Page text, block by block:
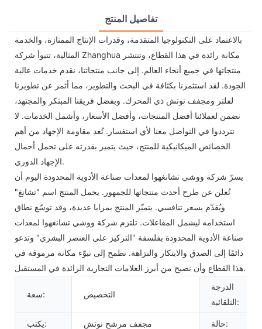
تفاصيل المنتج
بالاعتماد على التكنولوجيا المتقدمة، وقدرات الإنتاج الممتازة، والخدمة
المثالية، تتبوأ شركة Zhanghua مكانة رائدة في هذا القطاع، وتنتشر
منتجاتها في جميع أنحاء العالم. إلى جانب منتجاتنا، نقدم خدمات عالية
الجودة. لقد استثمرنا بكثافة في البحث والتطوير، مما أثمر عن تطويرنا
لفلتر ومجفف نوتش ذي المحرك. وبفضل فريقنا المبتكر والمجتهد،
نضمن لعملائنا أفضل المنتجات، وأفضل الأسعار، وأشمل الخدمات. لا
تترددوا في التواصل معنا لأي استفسار. تُعد مقاومة الإجهاد من أهم
الخصائص الميكانيكية للمنتج، حيث يتميز بقدرته على تحمل أحمال
الإجهاد الدوري.
يسرّ شركة ووشي تشانغهوا لمعدات صناعة الأدوية المحدودة اليوم أن
تُعلن عن طرح أحدث منتجاتها للجمهور. يحمل المنتج اسم "تشانغ"
ويُقدّم بسعر تنافسي. يتميّز المنتج بمزايا عديدة، وقد توسّع نطاق
استخدامه ليشمل المفاعلات. تلتزم شركة ووشي تشانغهوا لمعدات
صناعة الأدوية المحدودة بفلسفة "التركيز على العنصر البشري" وتدعو
دائمًا إلى الصدق والابتكار والنزاهة. نطمح إلى تبوّء مكانة مرموقة في
هذا القطاع وأن نصبح من أبرز العلامات التجارية الرائدة في المستقبل.
سعة: التخصيص
الدرجة
التلقائية:
يكتب: مجفف مرشح نوتش حالة: